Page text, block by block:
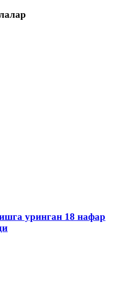
уринган 18 нафар